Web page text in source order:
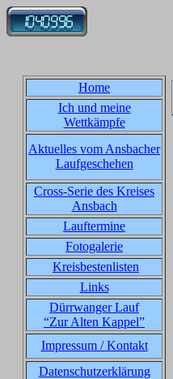
Home
Ich und meine
Wettkämpfe
Aktuelles vom Ansbacher
Laufgeschehen
Cross-Serie des Kreises
Ansbach
Lauftermine
Fotogalerie
Kreisbestenlisten
Links
Dürrwanger Lauf
“Zur Alten Kappel”
Impressum / Kontakt
Datenschutzerklärung